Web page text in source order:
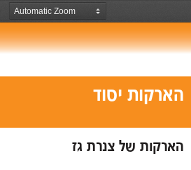
Zoom
הארקות יסוד
הארקות של צנרת גז